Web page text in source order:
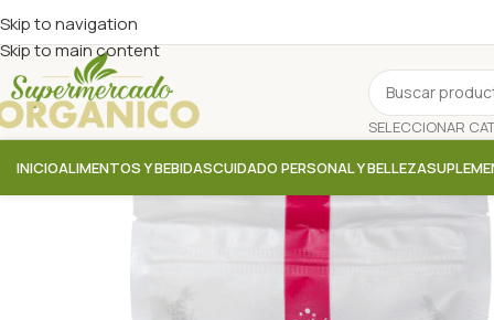
Skip to navigation
Skip to main content
INICIOALIMENTOS Y BEBIDASCUIDADO PERSONAL Y BELLEZA